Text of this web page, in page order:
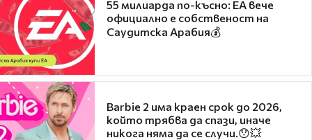
55 милиарда по-късно: EA вече
официално е собственост на
Саудитска Арабия💰
Barbie 2 има краен срок до 2026,
който трябва да спази, иначе
никога няма да се случи.😯💥